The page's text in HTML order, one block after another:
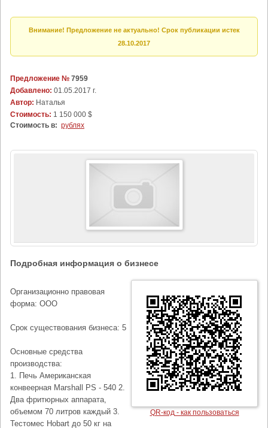
Внимание! Предложение не актуально! Срок публикации истек
28.10.2017
Предложение № 7959
Добавлено: 01.05.2017 г.
Автор: Наталья
Стоимость: 1 150 000 $
Стоимость в: рублях
Подробная информация о бизнесе
QR-код - как пользоваться
Организационно правовая
форма: ООО
Срок существования бизнеса: 5
Основные средства
производства:
1. Печь Американская
конвеерная Marshall PS - 540 2.
Два фритюрных аппарата,
объемом 70 литров каждый 3.
Тестомес Hobart до 50 кг на